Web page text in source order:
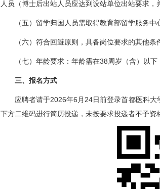
人员（博士后出站人员应达到设站单位出站要求
（五）留学归国人员需取得教育部留学服务中
（六）符合回避原则，具备岗位要求的其他条
（七）年龄要求：年龄需在38周岁（含）以
三、报名方式
应聘者请于2026年6月24日前登录首都医科
下方二维码进行简历投递，未按要求投递者不予资